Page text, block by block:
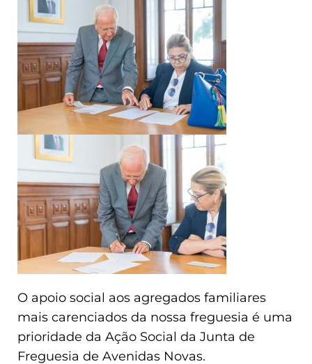
O apoio social aos agregados familiares
mais carenciados da nossa freguesia é uma
prioridade da Ação Social da Junta de
Freguesia de Avenidas Novas.